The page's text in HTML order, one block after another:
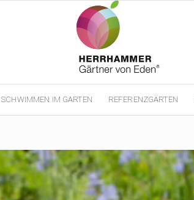
SCHWIMMEN IM GARTEN REFERENZGÄRTEN